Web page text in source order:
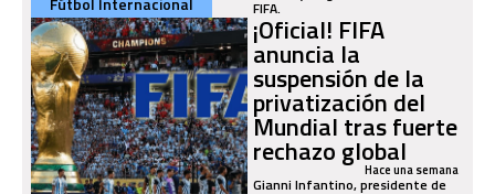
FIFA.
¡Oficial! FIFA
anuncia la
suspensión de la
privatización del
Mundial tras fuerte
rechazo globalHace una semana
Gianni Infantino, presidente de